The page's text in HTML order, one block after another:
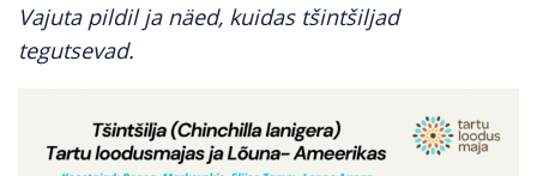
Vajuta pildil ja näed, kuidas tšintšiljad
tegutsevad.